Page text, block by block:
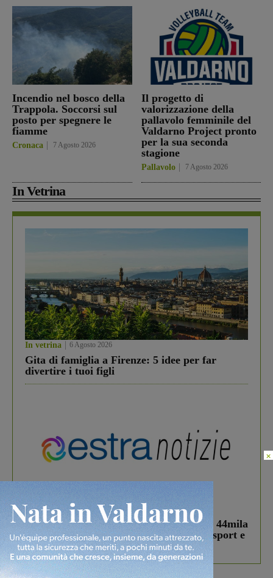
Incendio nel bosco della
Trappola. Soccorsi sul
posto per spegnere le
fiamme
Cronaca 7 Agosto 2026
Il progetto di
valorizzazione della
pallavolo femminile del
Valdarno Project pronto
per la sua seconda
stagione
Pallavolo 7 Agosto 2026
In Vetrina
In vetrina 6 Agosto 2026
Gita di famiglia a Firenze: 5 idee per far
divertire i tuoi figli
In vetrina 3 Agosto 2026
Estra Notizie agosto: Smart Cities, oltre 44mila
studenti coinvolti, torna il bando per lo sport e
debutta il podcast Estrair
×